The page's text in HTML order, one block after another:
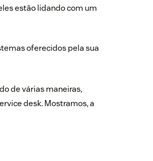
estão lidando com um
oferecidos pela sua
de várias maneiras,
desk. Mostramos, a